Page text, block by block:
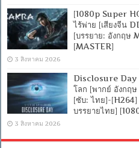
[1080p Super
ไร้พ่าย [เสียงจีน
[บรรยาย: อังกฤษ
[MASTER]
3 สิงหาคม 2026
Disclosure Day
โลก [พากย์ อังกฤ
[ซับ: ไทย]-
บรรยายไทย]
3 สิงหาคม 2026